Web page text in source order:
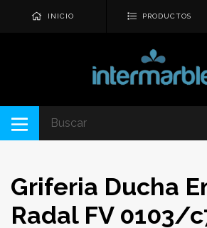
INICIO PRODUCTOS
Griferia Ducha
Radal FV 0103/